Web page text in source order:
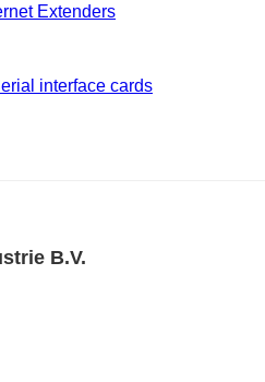
Extenders
interface cards
B.V.